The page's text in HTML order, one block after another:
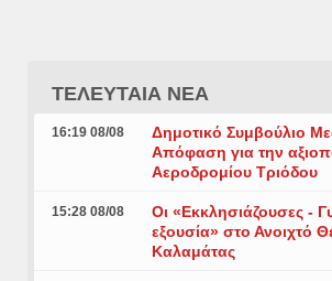
ΤΕΛΕΥΤΑΙΑ ΝΕΑ
16:19 08/08
Δημοτικό Συμβούλιο
Απόφαση για την
Αεροδρομίου Τριόδου
15:28 08/08
Οι «Εκκλησιάζουσες -
εξουσία» στο Ανοιχτό
Καλαμάτας